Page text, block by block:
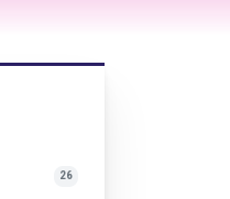
26